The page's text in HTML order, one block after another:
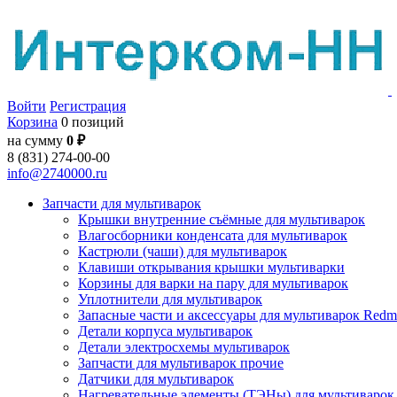
Войти Регистрация
Корзина 0 позиций
на сумму 0 ₽
8 (831) 274-00-00
info@2740000.ru
Запчасти для мультиварок
Крышки внутренние съёмные для мультиварок
Влагосборники конденсата для мультиварок
Кастрюли (чаши) для мультиварок
Клавиши открывания крышки мультиварки
Корзины для варки на пару для мультиварок
Уплотнители для мультиварок
Запасные части и аксессуары для мультиварок
Детали корпуса мультиварок
Детали электросхемы мультиварок
Запчасти для мультиварок прочие
Датчики для мультиварок